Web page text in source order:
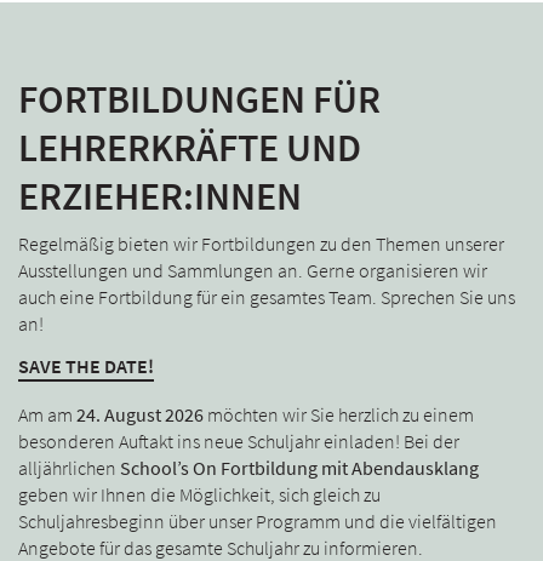
FORTBILDUNGEN FÜR
LEHRERKRÄFTE UND
ERZIEHER:INNEN
Regelmäßig bieten wir Fortbildungen zu den Themen unserer
Ausstellungen und Sammlungen an. Gerne organisieren wir
auch eine Fortbildung für ein gesamtes Team. Sprechen Sie uns
an!
SAVE THE DATE!
Am am 24. August 2026 möchten wir Sie herzlich zu einem
besonderen Auftakt ins neue Schuljahr einladen! Bei der
alljährlichen School’s On Fortbildung mit Abendausklang
geben wir Ihnen die Möglichkeit, sich gleich zu
Schuljahresbeginn über unser Programm und die vielfältigen
Angebote für das gesamte Schuljahr zu informieren.